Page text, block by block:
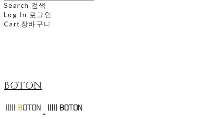
Search 검색
Log In 로그인
Cart 장바구니
BOTON